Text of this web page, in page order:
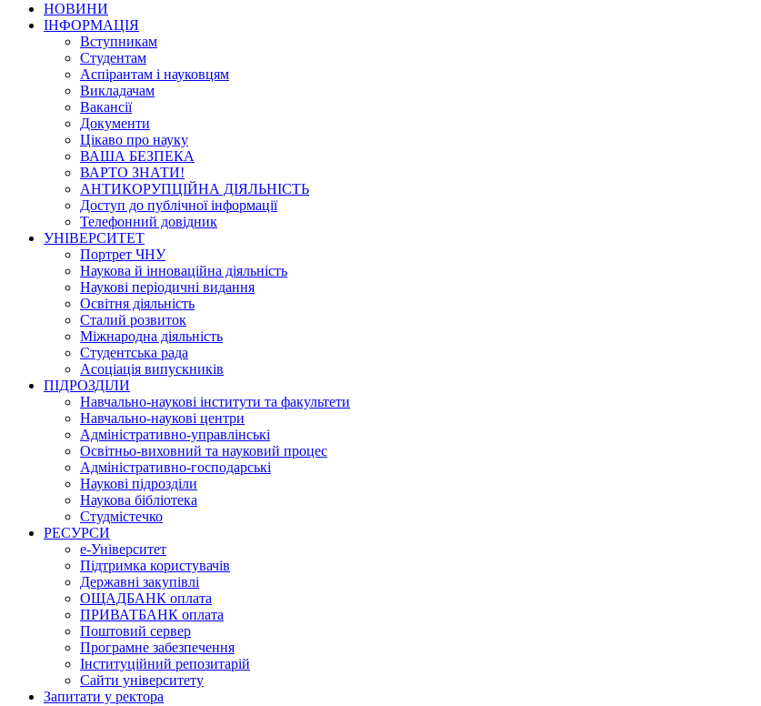
НОВИНИ
ІНФОРМАЦІЯ
Вступникам
Студентам
Аспірантам і науковцям
Викладачам
Вакансії
Документи
Цікаво про науку
ВАША БЕЗПЕКА
ВАРТО ЗНАТИ!
АНТИКОРУПЦІЙНА ДІЯЛЬНІСТЬ
Доступ до публічної інформації
Телефонний довідник
УНІВЕРСИТЕТ
Портрет ЧНУ
Наукова й інноваційна діяльність
Наукові періодичні видання
Освітня діяльність
Сталий розвиток
Міжнародна діяльність
Студентська рада
Асоціація випускників
ПІДРОЗДІЛИ
Навчально-наукові інститути та факультети
Навчально-наукові центри
Адміністративно-управлінські
Освітньо-виховний та науковий процес
Адміністративно-господарські
Наукові підрозділи
Наукова бібліотека
Студмістечко
РЕСУРСИ
е-Університет
Підтримка користувачів
Державні закупівлі
ОЩАДБАНК оплата
ПРИВАТБАНК оплата
Поштовий сервер
Програмне забезпечення
Інституційний репозитарій
Сайти університету
Запитати у ректора